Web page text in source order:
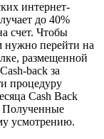
интернет-
до 40%
счет. Чтобы
нужно перейти на
размещенной
back за
процедуру
Cash Back
Полученные
усмотрению.